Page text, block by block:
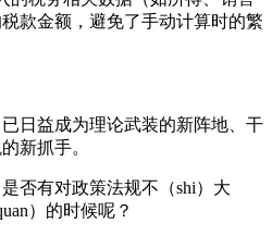
款金额，避免了手动计算时的繁
日益成为理论武装的新阵地、干
新抓手。
否有对政策法规不（shi）大
）的时候呢？